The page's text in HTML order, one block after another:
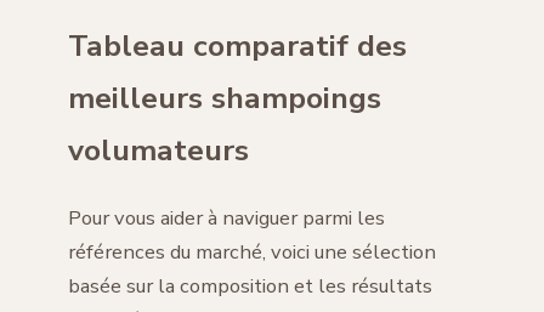
Tableau comparatif des
meilleurs shampoings
volumateurs
Pour vous aider à naviguer parmi les
références du marché, voici une sélection
basée sur la composition et les résultats